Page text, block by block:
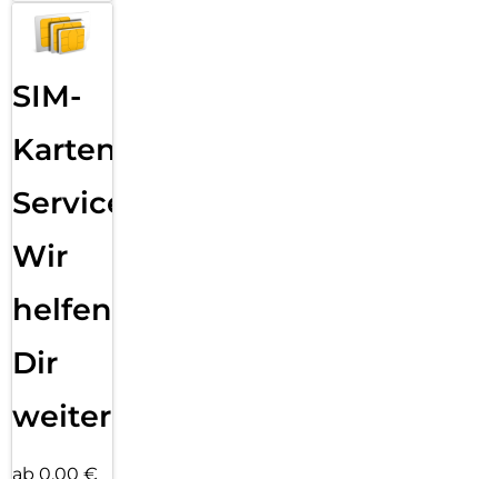
SIM-
Karten
Service:
Wir
helfen
Dir
weiter
ab 0,00 €